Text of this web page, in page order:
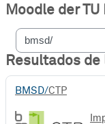
Moodle der TU
Buscar cursos
Resultados
BMSD/CTP